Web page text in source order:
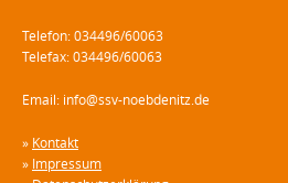
Telefon: 034496/60063
Telefax: 034496/60063
Email: info@ssv-noebdenitz.de
» Kontakt
» Impressum